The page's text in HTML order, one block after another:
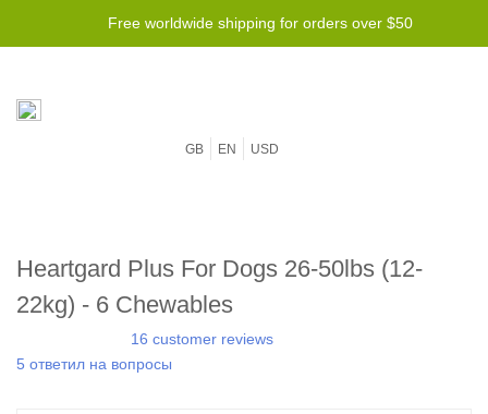
Free worldwide shipping for orders over $50
GB EN USD
Heartgard Plus For Dogs 26-50lbs (12-
22kg) - 6 Chewables
16 customer reviews
5 ответил на вопросы